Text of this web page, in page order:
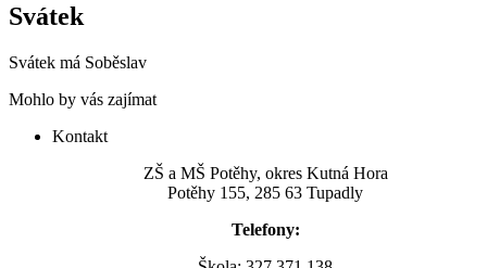
Svátek
Svátek má Soběslav
Mohlo by vás zajímat
Kontakt
ZŠ a MŠ Potěhy, okres Kutná Hora
Potěhy 155, 285 63 Tupadly
Telefony: